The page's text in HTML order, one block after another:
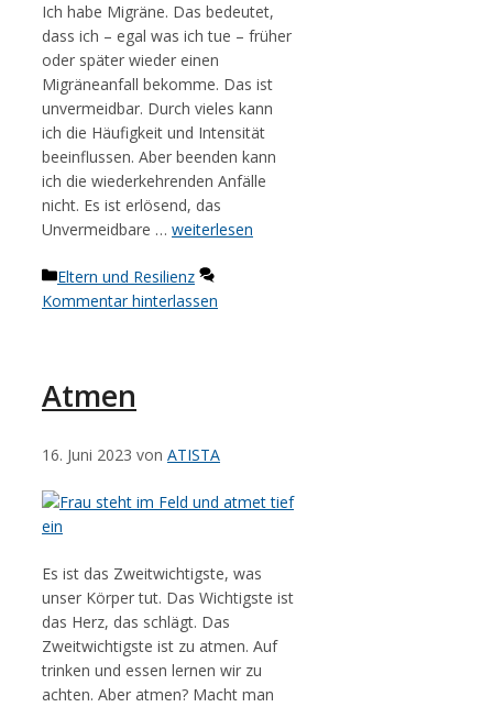
Ich habe Migräne. Das bedeutet,
dass ich – egal was ich tue – früher
oder später wieder einen
Migräneanfall bekomme. Das ist
unvermeidbar. Durch vieles kann
ich die Häufigkeit und Intensität
beeinflussen. Aber beenden kann
ich die wiederkehrenden Anfälle
nicht. Es ist erlösend, das
Unvermeidbare … weiterlesen
Kategorien
Eltern und Resilienz
Kommentar hinterlassen
Atmen
16. Juni 2023 von ATISTA
Es ist das Zweitwichtigste, was
unser Körper tut. Das Wichtigste ist
das Herz, das schlägt. Das
Zweitwichtigste ist zu atmen. Auf
trinken und essen lernen wir zu
achten. Aber atmen? Macht man